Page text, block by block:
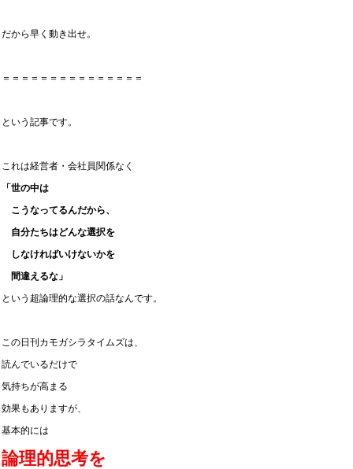
だから早く動き出せ。
＝＝＝＝＝＝＝＝＝＝＝＝＝＝＝
という記事です。
これは経営者・会社員関係なく
「世の中は
こうなってるんだから、
自分たちはどんな選択を
しなければいけないかを
間違えるな」
という超論理的な選択の話なんです。
この日刊カモガシラタイムズは、
読んでいるだけで
気持ちが高まる
効果もありますが、
基本的には
論理的思考を